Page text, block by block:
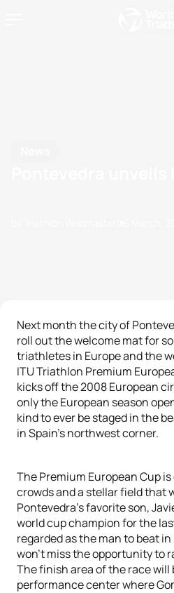
Next month the city of
roll out the welcome mat for
triathletes in Europe and the
ITU Triathlon Premium
kicks off the 2008 European
only the European season
kind to ever be staged in the
in Spain’s northwest corner.
The Premium European Cup
crowds and a stellar field that
Pontevedra’s favorite son,
world cup champion for the
regarded as the man to beat
won’t miss the opportunity to
The finish area of the race
performance center where